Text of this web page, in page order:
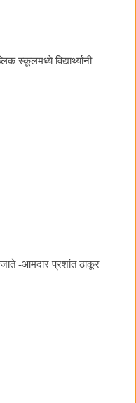
स्कूलमध्ये विद्यार्थ्यांनी
-आमदार प्रशांत ठाकूर